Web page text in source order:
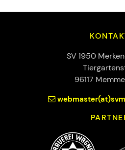
SV 1950
96117